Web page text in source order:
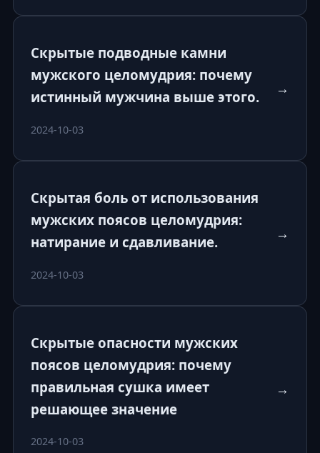
Скрытые подводные камни
мужского целомудрия: почему
истинный мужчина выше этого.
2024-10-03
→
Скрытая боль от использования
мужских поясов целомудрия:
натирание и сдавливание.
2024-10-03
→
Скрытые опасности мужских
поясов целомудрия: почему
правильная сушка имеет
решающее значение
2024-10-03
→